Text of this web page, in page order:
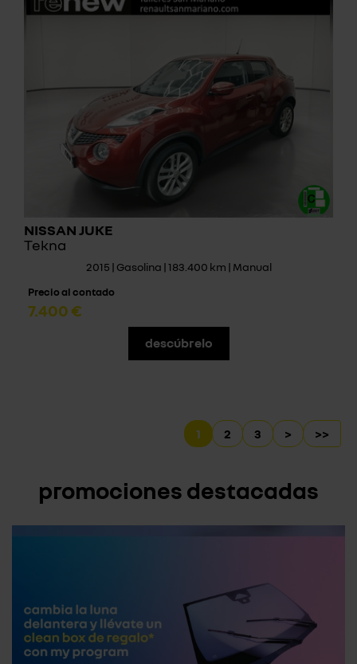
NISSAN JUKE
Tekna
2015 | Gasolina | 183.400 km | Manual
Precio al contado
7.400 €
descúbrelo
1 2 3 > >>
promociones destacadas